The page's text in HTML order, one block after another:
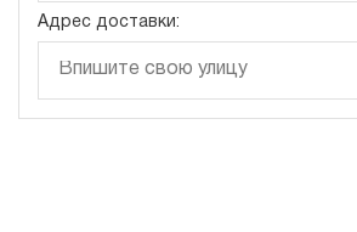
Адрес доставки: